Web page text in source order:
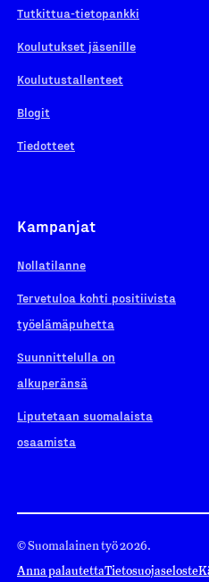
Tutkittua-tietopankki
Koulutukset jäsenille
Koulutustallenteet
Blogit
Tiedotteet
Kampanjat
Nollatilanne
Tervetuloa kohti positiivista
työelämäpuhetta
Suunnittelulla on
alkuperänsä
Liputetaan suomalaista
osaamista
© Suomalainen työ 2026.
Anna palautettaTietosuojaseloste